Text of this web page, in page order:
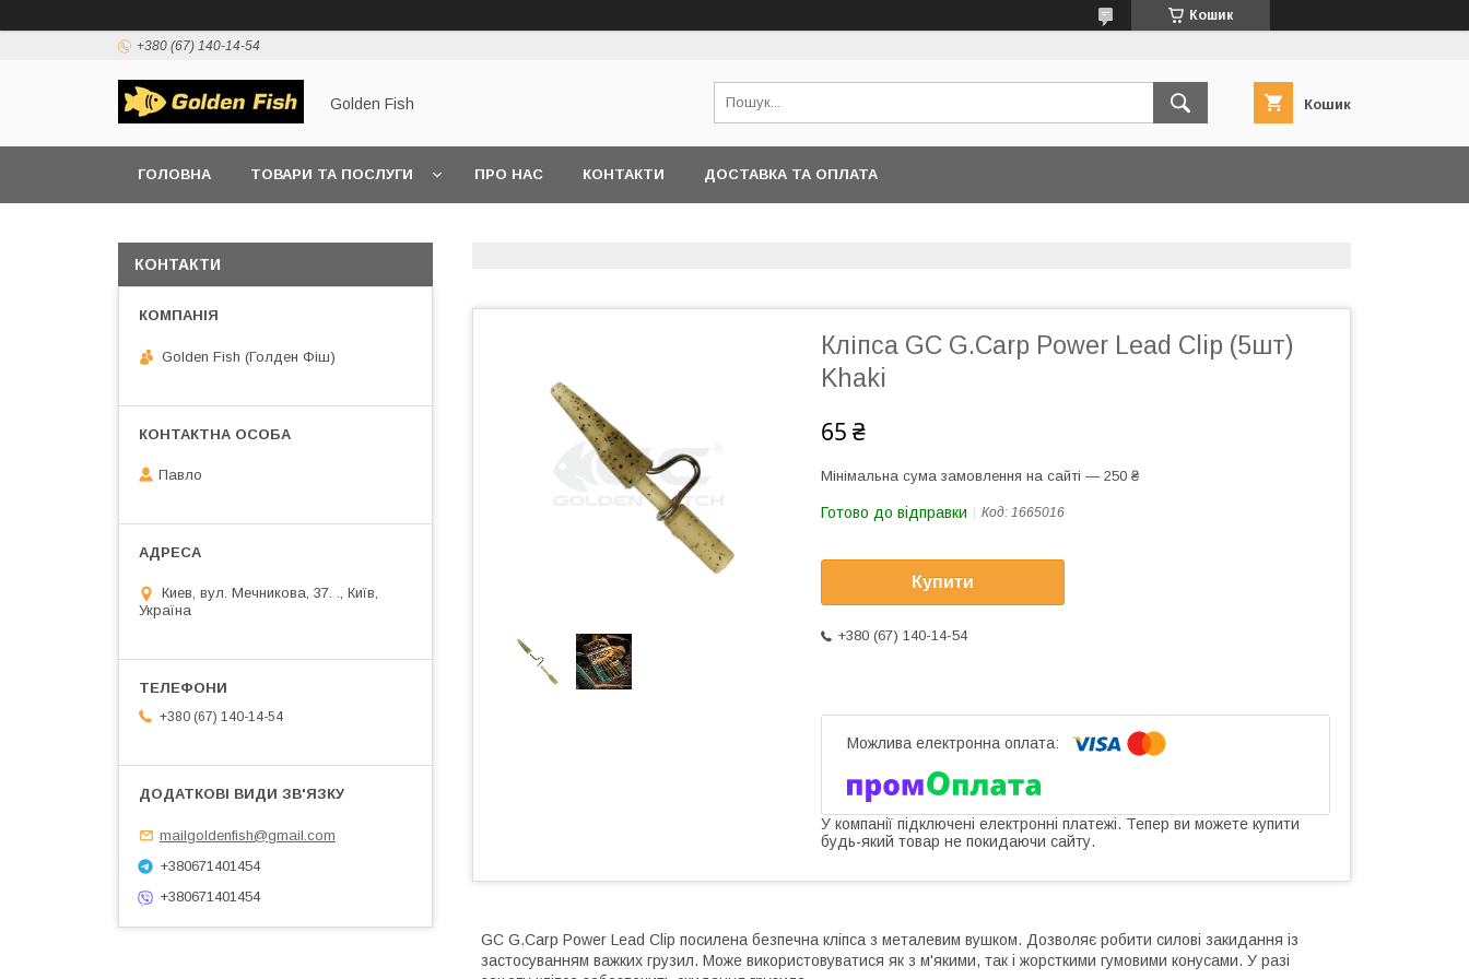
Кошик
+380 (67) 140-14-54
Golden Fish Кошик
ГОЛОВНА ТОВАРИ ТА ПОСЛУГИ ПРО НАС КОНТАКТИ ДОСТАВКА ТА ОПЛАТА
Кліпса GC G.Carp Power Lead Clip (5шт)
Khaki
65 ₴
Мінімальна сума замовлення на сайті — 250 ₴
Готово до відправки Код: 1665016
Купити
+380 (67) 140-14-54
У компанії підключені електронні платежі. Тепер ви можете купити
будь-який товар не покидаючи сайту.
GC G.Carp Power Lead Clip посилена безпечна кліпса з металевим вушком. Дозволяє робити силові закидання із
застосуванням важких грузил. Може використовуватися як з м'якими, так і жорсткими гумовими конусами. У разі
КОНТАКТИ
Golden Fish (Голден Фіш)
Павло
Киев, вул. Мечникова, 37. ., Київ,
Україна
+380 (67) 140-14-54
mailgoldenfish@gmail.com
+380671401454
+380671401454